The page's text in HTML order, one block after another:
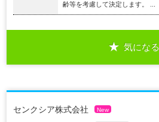
齢等を考慮して決定します。 ...
気になる
センクシア株式会社 New